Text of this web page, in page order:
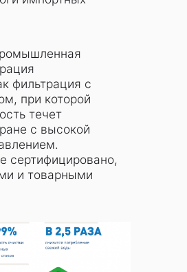
фильтрация с
при которой
течет
с высокой
сертифицировано,
и товарными